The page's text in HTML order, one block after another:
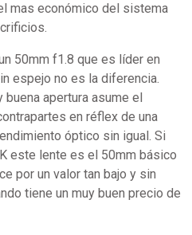
mas económico del sistema
50mm f1.8 que es líder en
espejo no es la diferencia.
apertura asume el
en réflex de una
óptico sin igual. Si
este lente es el 50mm básico
por un valor tan bajo y sin
tiene un muy buen precio de